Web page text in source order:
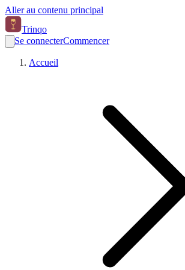
Aller au contenu principal
Trinqo
Se connecterCommencer
Accueil